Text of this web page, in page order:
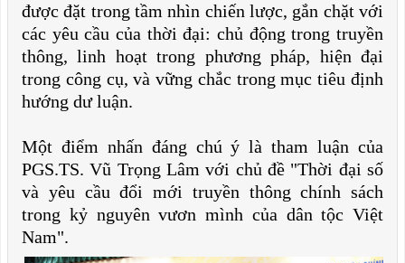
được đặt trong tầm nhìn chiến lược, gắn chặt với
các yêu cầu của thời đại: chủ động trong truyền
thông, linh hoạt trong phương pháp, hiện đại
trong công cụ, và vững chắc trong mục tiêu định
hướng dư luận.
Một điểm nhấn đáng chú ý là tham luận của
PGS.TS. Vũ Trọng Lâm với chủ đề "Thời đại số
và yêu cầu đổi mới truyền thông chính sách
trong kỷ nguyên vươn mình của dân tộc Việt
Nam".